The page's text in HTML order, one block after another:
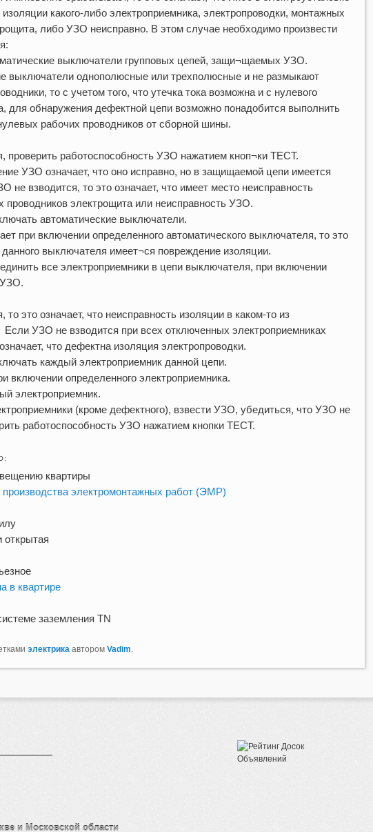
какого-либо электроприемника, электропроводки, монтажных
либо УЗО неисправно. В этом случае необходимо произвести
выключатели групповых цепей, защи¬щаемых УЗО.
выключатели однополюсные или трехполюсные и не размыкают
то с учетом того, что утечка тока возможна и с нулевого
для обнаружения дефектной цепи возможно понадобится выполнить
рабочих проводников от сборной шины.
проверить работоспособность УЗО нажатием кноп¬ки ТЕСТ.
УЗО означает, что оно исправно, но в защищаемой цепи имеется
не взводится, то это означает, что имеет место неисправность
проводников электрощита или неисправность УЗО.
автоматические выключатели.
при включении определенного автоматического выключателя, то это
данного выключателя имеет¬ся повреждение изоляции.
все электроприемники в цепи выключателя, при включении
УЗО.
это означает, что неисправность изоляции в каком-то из
Если УЗО не взводится при всех отключенных электроприемниках
что дефектна изоляция электропроводки.
каждый электроприемник данной цепи.
включении определенного электроприемника.
электроприемник.
(кроме дефектного), взвести УЗО, убедиться, что УЗО не
работоспособность УЗО нажатием кнопки ТЕСТ.
квартиры
производства электромонтажных работ (ЭМР)
открытая
в квартире
заземления TN
электрика автором Vadim.
и Московской области